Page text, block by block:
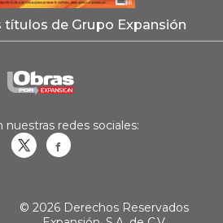
títulos de Grupo Expansión
nuestras redes sociales:
© 2026 Derechos Reservados